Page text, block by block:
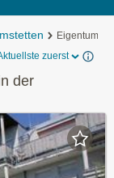
zuerst
der